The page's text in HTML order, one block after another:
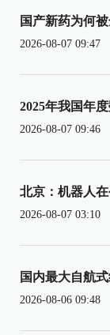
国产新药为何
2026-08-07 09:47
2025年我国年
2026-08-07 09:46
北京：机器人
2026-08-07 03:10
国内最大自航
2026-08-06 09:48